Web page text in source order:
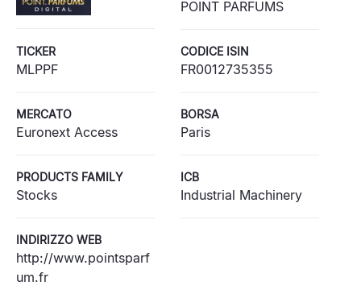
POINT PARFUMS
TICKER
MLPPF
CODICE ISIN
FR0012735355
MERCATO
Euronext Access
BORSA
Paris
PRODUCTS FAMILY
Stocks
ICB
Industrial Machinery
INDIRIZZO WEB
http://www.pointsparf
um.fr